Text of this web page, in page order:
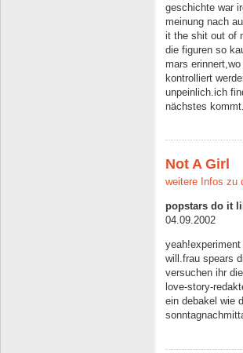
geschichte war
meinung nach
it the shit out of
die figuren so
mars
kontrolliert
unpeinlich.ich
nächstes kommt.
Not A Girl
weitere Infos zu
popstars do it
04.09.2002
will.frau spears
versuchen ihr
love-story-
ein debakel wie